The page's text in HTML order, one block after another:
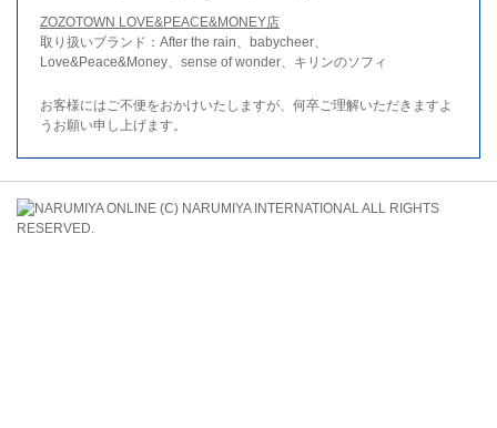
ZOZOTOWN LOVE&PEACE&MONEY店
取り扱いブランド：After the rain、babycheer、
Love&Peace&Money、sense of wonder、キリンのソフィ
お客様にはご不便をおかけいたしますが、何卒ご理解いただきますよ
うお願い申し上げます。